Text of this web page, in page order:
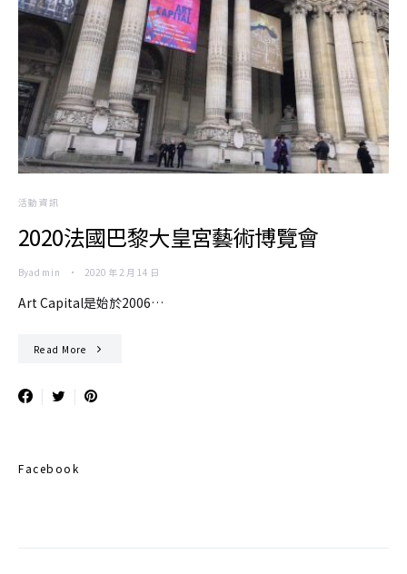
活動資訊
2020法國巴黎大皇宮藝術博覽會
Byadmin 2020 年 2 月 14 日
Art Capital是始於2006…
Read More
Facebook